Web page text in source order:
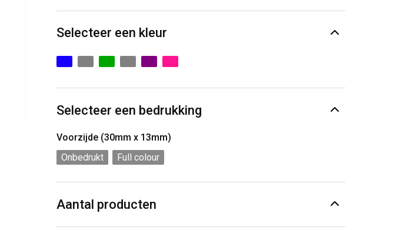
Selecteer een kleur
Selecteer een bedrukking
Voorzijde (30mm x 13mm)
Onbedrukt
Full colour
Aantal producten